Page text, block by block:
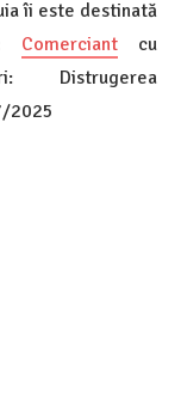
îi este destinată
Comerciantcu
Distrugerea
2025